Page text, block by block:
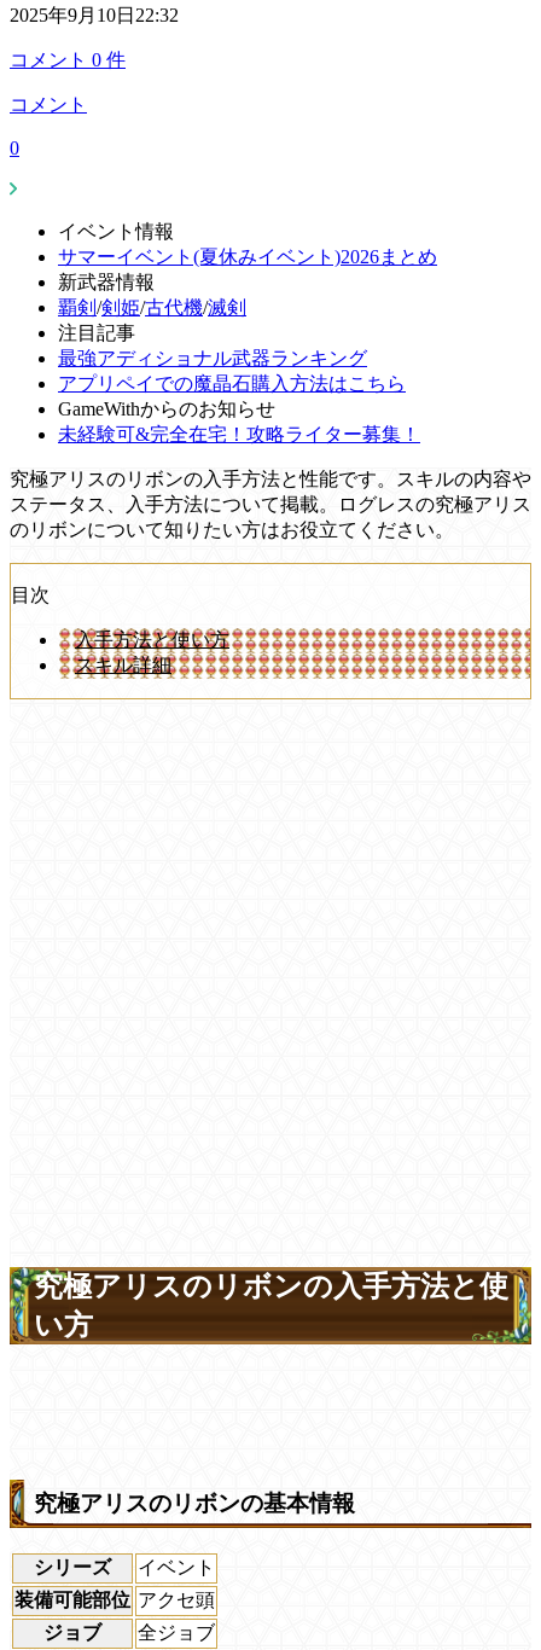
2025年9月10日22:32
コメント 0 件
コメント
0
イベント情報
サマーイベント(夏休みイベント)2026まとめ
新武器情報
覇剣 /剣姫/古代機/滅剣
注目記事
最強アディショナル武器ランキング
アプリペイでの魔晶石購入方法はこちら
GameWithからのお知らせ
未経験可&完全在宅！攻略ライター募集！
究極アリスのリボンの入手方法と性能です。スキルの内容や
ステータス、入手方法について掲載。ログレスの究極アリス
のリボンについて知りたい方はお役立てください。
目次
入手方法と使い方
スキル詳細
究極アリスのリボンの入手方法と使
い方
究極アリスのリボンの基本情報
シリーズ
イベント
装備可能部位 アクセ頭
ジョブ
全ジョブ